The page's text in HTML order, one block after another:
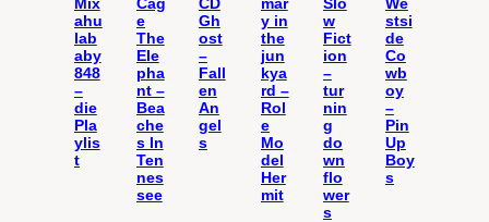
ahu
lab
aby
848
–
die
Pla
ylis
t
e
The
Ele
pha
nt –
Bea
che
s In
Ten
nes
see
Gh
ost
–
Fall
en
An
gel
s
y in
the
jun
kya
rd –
Rol
e
Mo
del
Her
mit
w
Fict
ion
–
tur
nin
g
do
wn
flo
wer
s
stsi
de
Co
wb
oy
–
Pin
Up
Boy
s